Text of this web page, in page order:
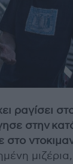
ραγίσει
στην
στο